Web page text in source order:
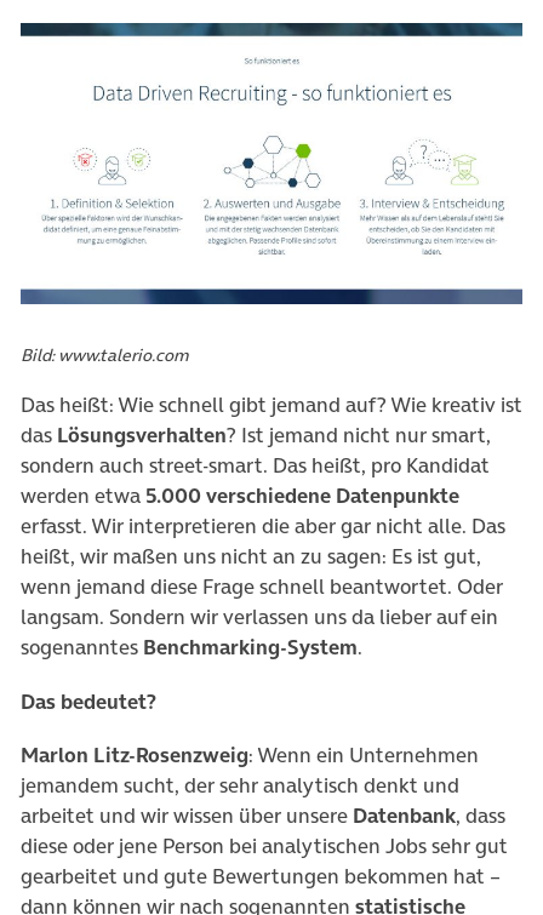
Bild: www.talerio.com
Das heißt: Wie schnell gibt jemand auf? Wie kreativ ist
das Lösungsverhalten? Ist jemand nicht nur smart,
sondern auch street-smart. Das heißt, pro Kandidat
werden etwa 5.000 verschiedene Datenpunkte
erfasst. Wir interpretieren die aber gar nicht alle. Das
heißt, wir maßen uns nicht an zu sagen: Es ist gut,
wenn jemand diese Frage schnell beantwortet. Oder
langsam. Sondern wir verlassen uns da lieber auf ein
sogenanntes Benchmarking-System.
Das bedeutet?
Marlon Litz-Rosenzweig: Wenn ein Unternehmen
jemandem sucht, der sehr analytisch denkt und
arbeitet und wir wissen über unsere Datenbank, dass
diese oder jene Person bei analytischen Jobs sehr gut
gearbeitet und gute Bewertungen bekommen hat –
dann können wir nach sogenannten statistische